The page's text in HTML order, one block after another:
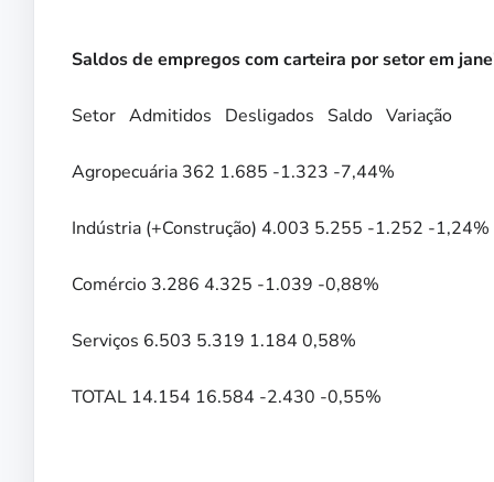
Saldos de empregos com carteira por setor em
Setor Admitidos Desligados Saldo Variação
Agropecuária 362 1.685 -1.323 -7,44%
Indústria (+Construção) 4.003 5.255 -1.252 -1,24%
Comércio 3.286 4.325 -1.039 -0,88%
Serviços 6.503 5.319 1.184 0,58%
TOTAL 14.154 16.584 -2.430 -0,55%